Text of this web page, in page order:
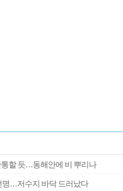
통할 듯…동해안에 비 뿌리나
명…저수지 바닥 드러났다